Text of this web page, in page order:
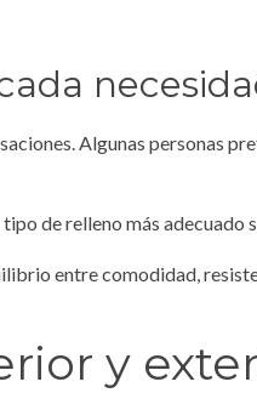
Algunas personas
de relleno más adecuado
entre comodidad,
y